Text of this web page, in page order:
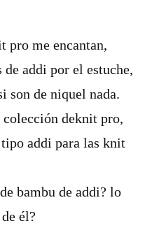
pro me encantan,
addi por el estuche,
son de niquel nada.
deknit pro,
addi para las knit
bambu de addi? lo
él?